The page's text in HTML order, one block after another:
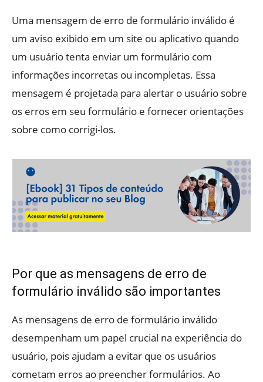
Uma mensagem de erro de formulário inválido é
um aviso exibido em um site ou aplicativo quando
um usuário tenta enviar um formulário com
informações incorretas ou incompletas. Essa
mensagem é projetada para alertar o usuário sobre
os erros em seu formulário e fornecer orientações
sobre como corrigi-los.
Por que as mensagens de erro de
formulário inválido são importantes
As mensagens de erro de formulário inválido
desempenham um papel crucial na experiência do
usuário, pois ajudam a evitar que os usuários
cometam erros ao preencher formulários. Ao